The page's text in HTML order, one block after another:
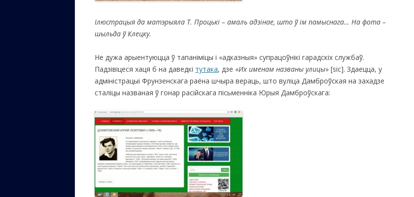
Ілюстрацыя да матэрыяла Т. Процькі – амаль адзінае, што ў ім памыснага… На фота –
шыльда ў Клецку.
Не дужа арыентуюцца ў тапаніміцы і «адказныя» супрацоўнікі гарадскіх службаў.
Падзівіцеся хаця б на даведкі тутака, дзе «Их именам названы улицы» [sic]. Здаецца, у
адміністрацыі Фрунзенскага раёна шчыра вераць, што вуліца Дамброўская на захадзе
сталіцы названая ў гонар расійскага пісьменніка Юрыя Дамброўскага: